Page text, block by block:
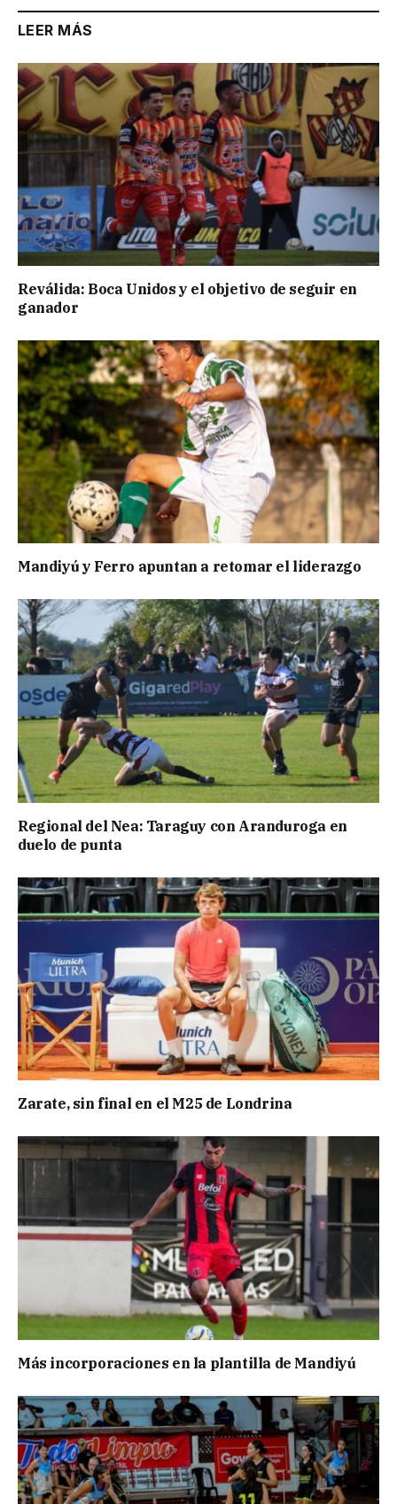
LEER MÁS
Reválida: Boca Unidos y el objetivo de seguir en
ganador
Mandiyú y Ferro apuntan a retomar el liderazgo
Regional del Nea: Taraguy con Aranduroga en
duelo de punta
Zarate, sin final en el M25 de Londrina
Más incorporaciones en la plantilla de Mandiyú